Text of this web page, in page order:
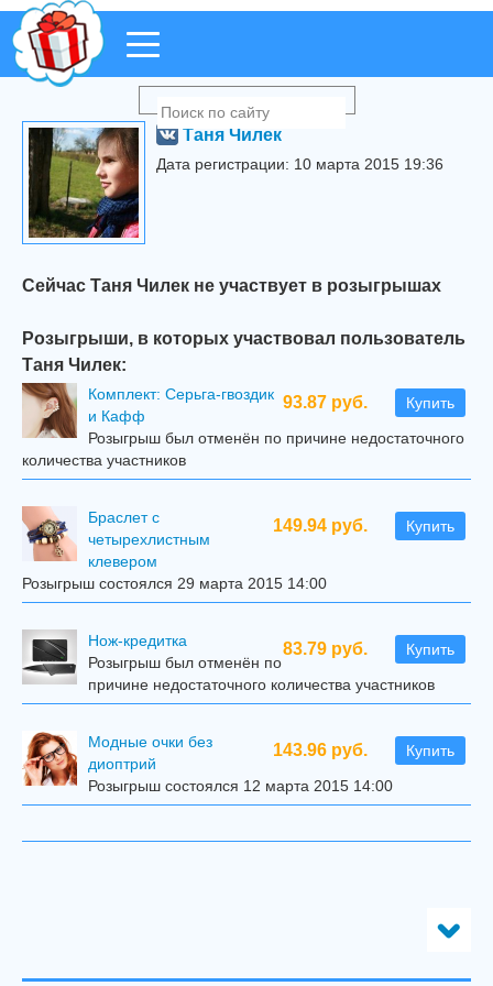
Таня Чилек
Дата регистрации: 10 марта 2015 19:36
Сейчас Таня Чилек не участвует в розыгрышах
Розыгрыши, в которых участвовал пользователь
Таня Чилек:
93.87 руб. Купить
Комплект: Серьга-гвоздик
и Кафф
Розыгрыш был отменён по причине недостаточного
количества участников
149.94 руб. Купить
Браслет с
четырехлистным
клевером
Розыгрыш состоялся 29 марта 2015 14:00
83.79 руб. Купить
Нож-кредитка
Розыгрыш был отменён по
причине недостаточного количества участников
143.96 руб. Купить
Модные очки без
диоптрий
Розыгрыш состоялся 12 марта 2015 14:00